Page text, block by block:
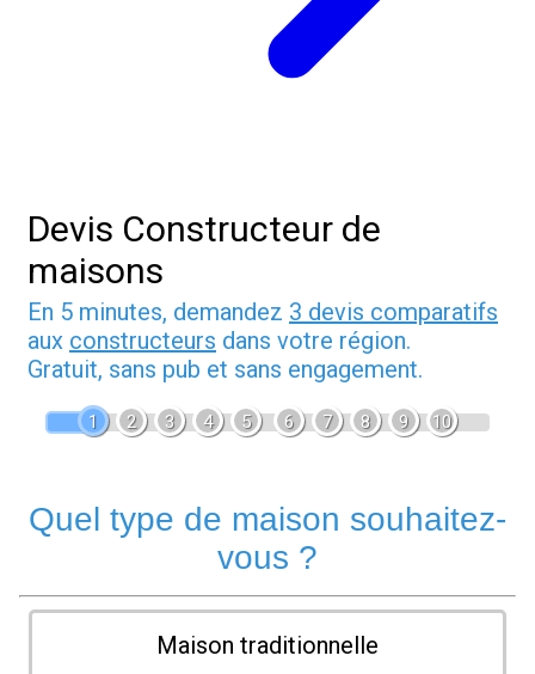
Devis Constructeur de
maisons
En 5 minutes, demandez 3 devis comparatifs
aux constructeurs dans votre région.
Gratuit, sans pub et sans engagement.
1 2 3 4 5 6 7 8 9 10
Quel type de maison souhaitez-
vous ?
Maison traditionnelle